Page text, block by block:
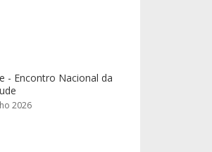
- Encontro Nacional da
2026